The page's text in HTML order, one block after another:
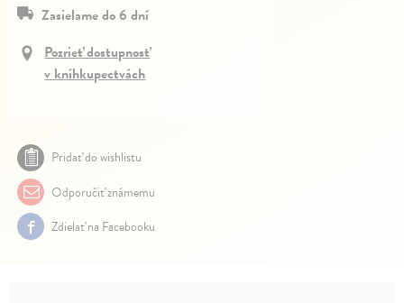
Zasielame do 6 dní
Pozrieť dostupnosť
v kníhkupectvách
Pridať do wishlistu
Odporučiť známemu
Zdielať na Facebooku